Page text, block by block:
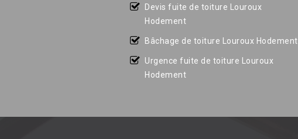
Devis fuite de toiture Louroux
Hodement
Bâchage de toiture Louroux Hodement
Urgence fuite de toiture Louroux
Hodement